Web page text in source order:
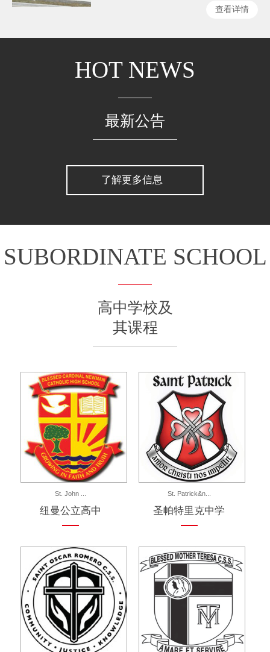
查看详情
HOT NEWS
最新公告
了解更多信息
SUBORDINATE SCHOOL
高中学校及
其课程
St. John ...
纽曼公立高中
St. Patrick&n...
圣帕特里克中学